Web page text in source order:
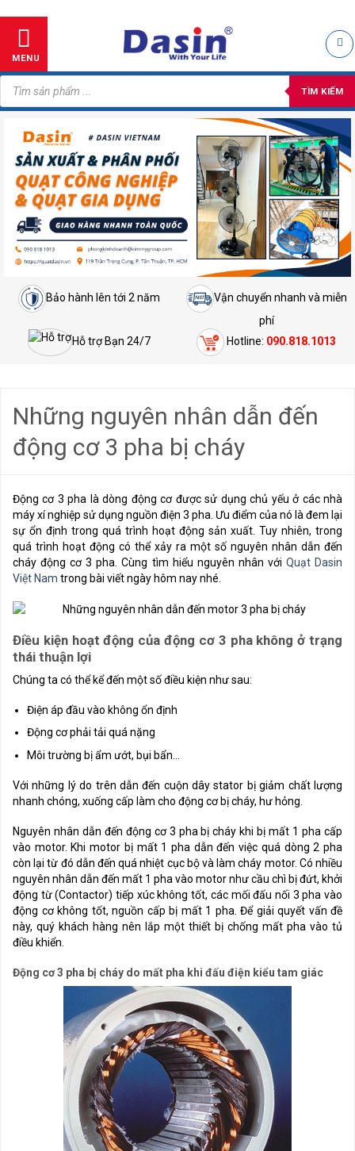
MENU
Tìm
kiếm
phẩm
TÌM KIẾM
Bảo hành lên tới 2 năm
Vận chuyển nhanh và miễn
phí
Hỗ trợ Bạn 24/7
Hotline: 090.818.1013
Những nguyên nhân dẫn đến
động cơ 3 pha bị cháy
Động cơ 3 pha là dòng động cơ được sử dụng chủ yếu ở các nhà
máy xí nghiệp sử dụng nguồn điện 3 pha. Ưu điểm của nó là đem lại
sự ổn định trong quá trình hoạt động sản xuất. Tuy nhiên, trong
quá trình hoạt động có thể xảy ra một số nguyên nhân dẫn đến
cháy động cơ 3 pha. Cùng tìm hiểu nguyên nhân với Quạt Dasin
Việt Nam trong bài viết ngày hôm nay nhé.
Điều kiện hoạt động của động cơ 3 pha không ở trạng
thái thuận lợi
Chúng ta có thể kể đến một số điều kiện như sau:
Điện áp đầu vào không ổn định
Động cơ phải tải quá nặng
Môi trường bị ẩm ướt, bụi bẩn...
Với những lý do trên dẫn đến cuộn dây stator bị giảm chất lượng
nhanh chóng, xuống cấp làm cho động cơ bị cháy, hư hỏng.
Nguyên nhân dẫn đến động cơ 3 pha bị cháy khi bị mất 1 pha cấp
vào motor. Khi motor bị mất 1 pha dẫn đến việc quá dòng 2 pha
còn lại từ đó dẫn đến quá nhiệt cục bộ và làm cháy motor. Có nhiều
nguyên nhân dẫn đến mất 1 pha vào motor như cầu chì bị đứt, khởi
động từ (Contactor) tiếp xúc không tốt, các mối đấu nối 3 pha vào
động cơ không tốt, nguồn cấp bị mất 1 pha. Để giải quyết vấn đề
này, quý khách hàng nên lắp một thiết bị chống mất pha vào tủ
điều khiển.
Động cơ 3 pha bị cháy do mất pha khi đấu điện kiểu tam giác